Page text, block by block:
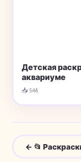
Детская
аквариуме
📥 546
← 📂